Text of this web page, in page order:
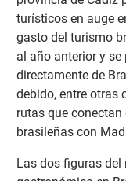
turísticos en auge
gasto del turismo
al año anterior y se
directamente de
debido, entre otras
rutas que
brasileñas con
Las dos figuras